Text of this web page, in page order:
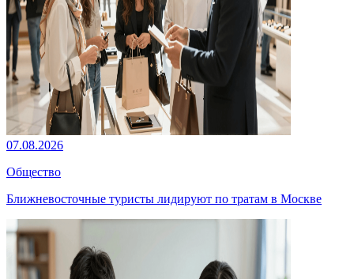
07.08.2026
Общество
Ближневосточные туристы лидируют по тратам в Москве